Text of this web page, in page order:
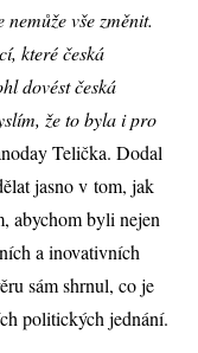
vše změnit.
které česká
dovést česká
že to byla i pro
Telička. Dodal
jasno v tom, jak
abychom byli nejen
a inovativních
sám shrnul, co je
politických jednání.